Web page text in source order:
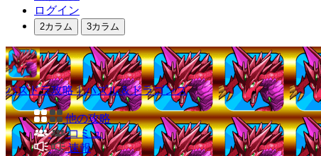
ログイン
2カラム 3カラム
パズドラ攻略｜パズル＆ドラゴンズ
他の攻略
コミュ
速報